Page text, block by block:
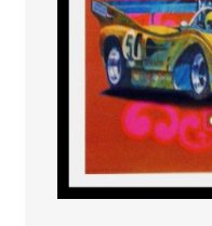
THEATRE – EXPOSITION
GUERRE ORIENTALISME
AFFICHES PETITES TAILLES